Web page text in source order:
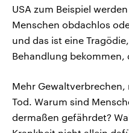
USA zum Beispiel
Menschen obdachlos
und das ist eine
Behandlung bekommen,
Mehr
Tod. Warum sind
dermaßen gefährdet?